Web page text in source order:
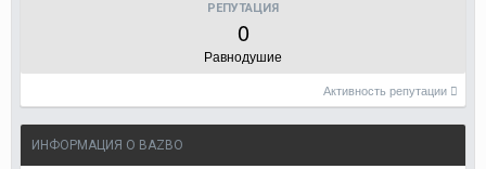
РЕПУТАЦИЯ
0
Равнодушие
Активность репутации
ИНФОРМАЦИЯ О BAZBO